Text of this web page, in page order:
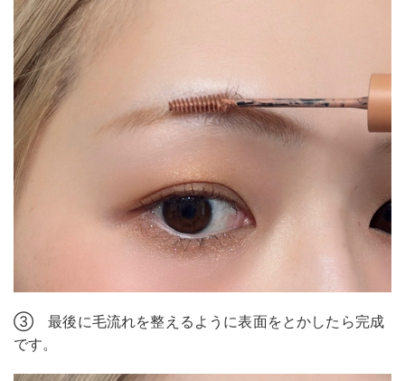
③ 最後に毛流れを整えるように表面をとかしたら完成
です。